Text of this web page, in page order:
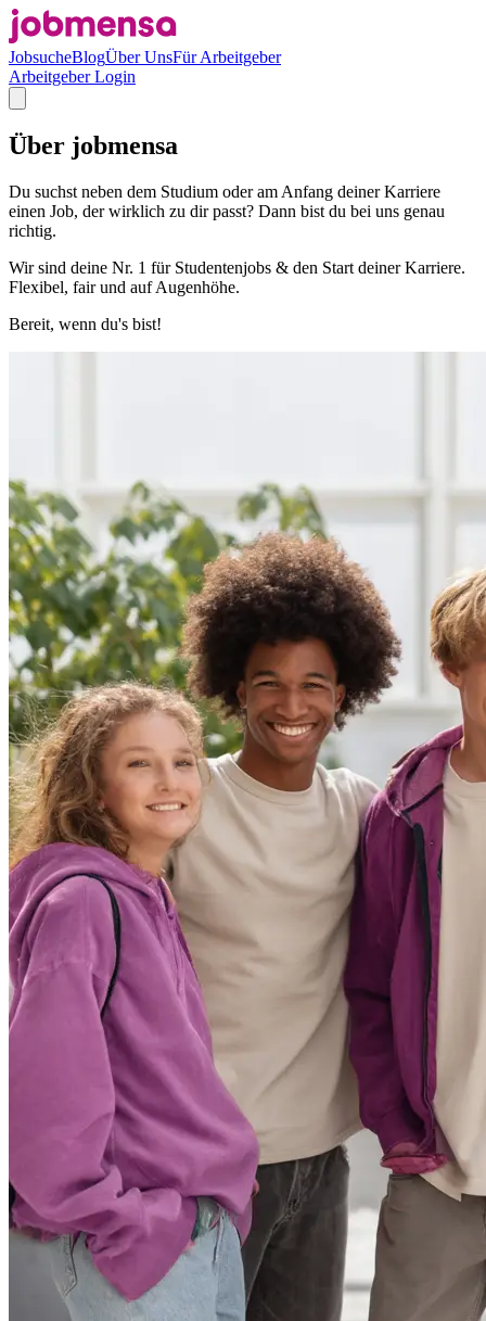
JobsucheBlogÜber UnsFür Arbeitgeber
Arbeitgeber Login
Über jobmensa
Du suchst neben dem Studium oder am Anfang deiner Karriere
einen Job, der wirklich zu dir passt? Dann bist du bei uns genau
richtig.
Wir sind deine Nr. 1 für Studentenjobs & den Start deiner Karriere.
Flexibel, fair und auf Augenhöhe.
Bereit, wenn du's bist!